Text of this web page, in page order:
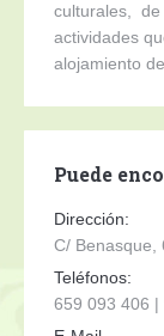
culturales,
actividades
alojamiento
Puede
Dirección:
C/ Benasque,
Teléfonos:
659 093 406 |